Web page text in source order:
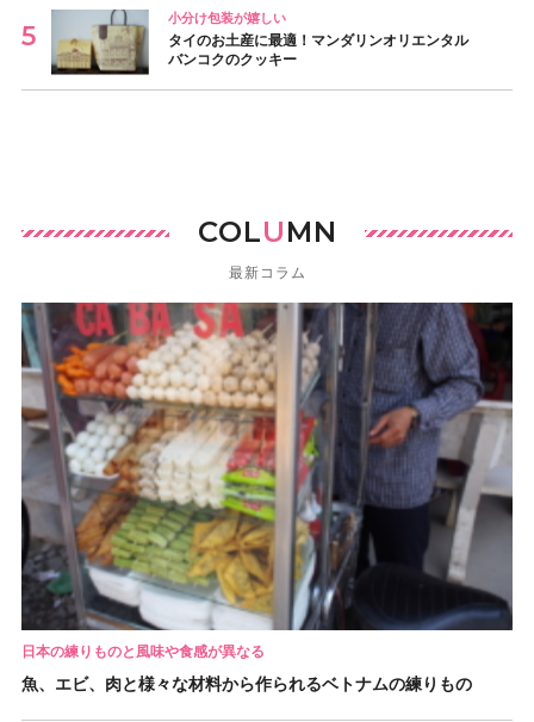
小分け包装が嬉しい
タイのお土産に最適！マンダリンオリエンタル
バンコクのクッキー
COLUMN
最新コラム
日本の練りものと風味や食感が異なる
魚、エビ、肉と様々な材料から作られるベトナムの練りもの